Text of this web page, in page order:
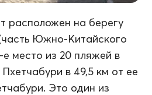
расположен на берегу
Южно-Китайского
место из 20 пляжей в
в 49,5 км от ее
Это один из